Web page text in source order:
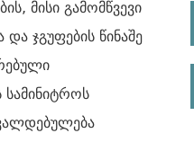
მისი გამომწვევი
ჯგუფების წინაშე